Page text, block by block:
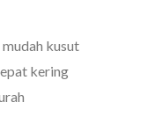
kusut
kering